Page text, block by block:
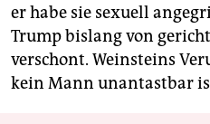
er habe sie sexuell
Trump bislang von
verschont. Weinsteins
kein Mann unantastbar